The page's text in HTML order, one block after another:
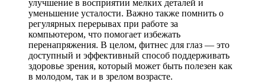
улучшение в восприятии мелких деталей и
уменьшение усталости. Важно также помнить о
регулярных перерывах при работе за
компьютером, что помогает избежать
перенапряжения. В целом, фитнес для глаз — это
доступный и эффективный способ поддерживать
здоровье зрения, который может быть полезен как
в молодом, так и в зрелом возрасте.